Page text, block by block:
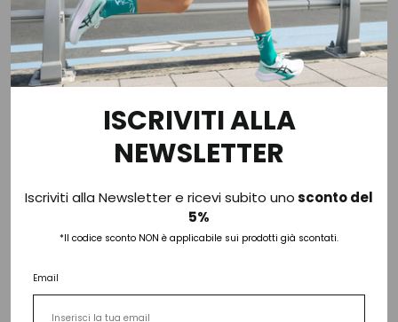
Le nostre recensioni
Eccellente
4,8 /5
4.259
recensioni
Recensioni Feedaty
2107
Recensioni Ebay
Le nostre recensioni a 4 e 5 stelle.
Clicca qui per leggerle tutte >
ISCRIVITI ALLA
NEWSLETTER
Iscriviti alla Newsletter e ricevi subito unosconto del
5%
*Il codice sconto NON è applicabile sui prodotti già scontati.
Email